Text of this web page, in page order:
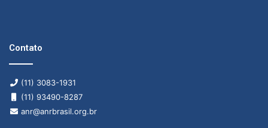
Contato
(11) 3083-1931
(11) 93490-8287
anr@anrbrasil.org.br